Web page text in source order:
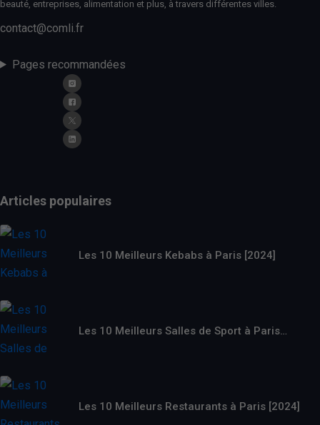
beauté, entreprises, alimentation et plus, à travers différentes villes.
contact@comli.fr
Pages recommandées
Articles populaires
Les 10 Meilleurs Kebabs à Paris [2024]
Les 10 Meilleurs Salles de Sport à Paris…
Les 10 Meilleurs Restaurants à Paris [2024]